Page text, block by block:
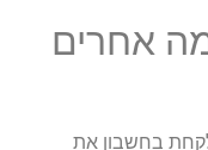
אחרים
בחשבון את